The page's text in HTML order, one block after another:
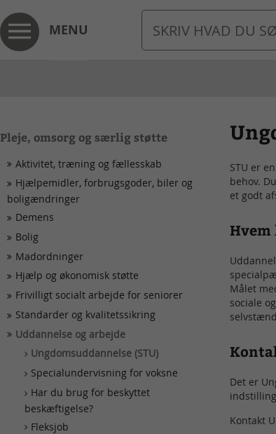
MENU
Pleje, omsorg og særlig støtte
Aktivitet, træning og fællesskab
Hjælpemidler, forbrugsgoder, biler og
boligændringer
Demens
Bolig
Madordninger
Hjælp og økonomisk støtte
Frivilligt socialt arbejde for seniorer
Standarder og kvalitetssikring
Uddannelse og arbejde
Ungdomsuddannelse (STU)
Specialundervisning for voksne
Har du brug for beskyttet
beskæftigelse?
Fleksjob
STU er
behov.
et godt
Hvem
Målet
sociale
Det er
Kontakt